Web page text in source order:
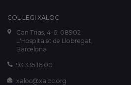
COL·LEGI XALOC
Can Trias, 4-6. 08902
L'Hospitalet de Llobregat,
Barcelona
93 335 16 00
xaloc@xaloc.org